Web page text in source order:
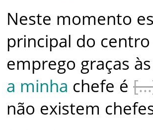
Neste momento
principal do centro
emprego graças às
a minha chefe é
não existem